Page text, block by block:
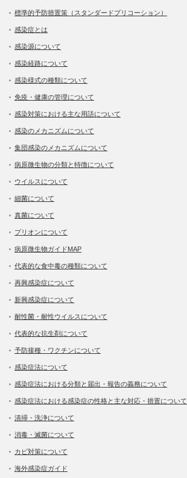
標準的予防措置策（スタンダードプリコーション）
感染症とは
感染源について
感染経路について
感染様式の種類について
免疫・健康の管理について
感染対策における主な用語について
感染のメカニズムについて
集団感染のメカニズムについて
病原微生物の分類と特徴について
ウイルスについて
細菌について
真菌について
プリオンについて
病原微生物ガイドMAP
代表的な食中毒の種類について
再興感染症について
新興感染症について
耐性菌・耐性ウイルスについて
代表的な抗生剤について
予防接種・ワクチンについて
感染症法について
感染症法における分類と届出・報告の義務について
感染症法における感染症の性格と主な対応・措置について
清掃・洗浄について
消毒・滅菌について
カビ対策について
海外感染症ガイド